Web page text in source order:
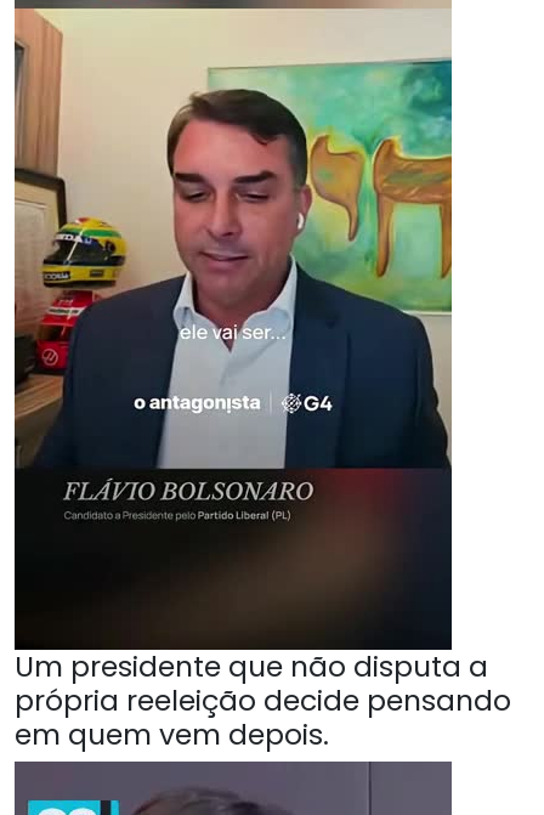
Um presidente que não disputa a
própria reeleição decide pensando
em quem vem depois.